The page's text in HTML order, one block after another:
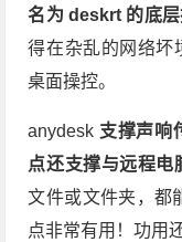
名为 deskrt 的底
得在杂乱的网络坏
桌面操控。
anydesk 支撑声响
点还支撑与远程电
文件或文件夹，都
点非常有用！功用